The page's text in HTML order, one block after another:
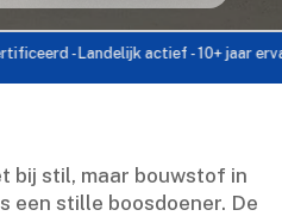
- Landelijk actief - 10+ jaar ervaring
bij stil, maar bouwstof in
een stille boosdoener.​ De